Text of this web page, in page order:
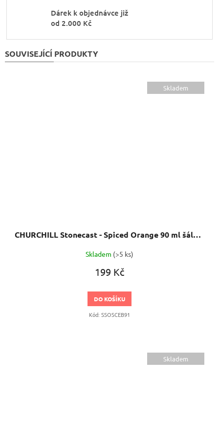
Dárek k objednávce již
od 2.000 Kč
SOUVISEJÍCÍ PRODUKTY
Skladem
CHURCHILL Stonecast - Spiced Orange 90 ml šálek na espresso
Skladem (>5 ks)
199 Kč
DO KOŠÍKU
Kód: SSOSCEB91
Skladem